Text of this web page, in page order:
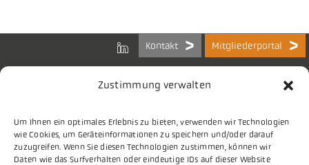
Zustimmung verwalten
Um Ihnen ein optimales Erlebnis zu bieten, verwenden wir Technologien
wie Cookies, um Geräteinformationen zu speichern und/oder darauf
zuzugreifen. Wenn Sie diesen Technologien zustimmen, können wir
Daten wie das Surfverhalten oder eindeutige IDs auf dieser Website
Kontakt Mitgliederportal
Bundes-Arbeitsgemeinschaft
der Kommunalen IT-Dienstleister e.V.
Charlottenstraße 65